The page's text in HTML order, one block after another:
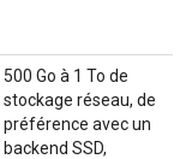
500 Go à 1 To de
stockage réseau, de
préférence avec un
backend SSD,